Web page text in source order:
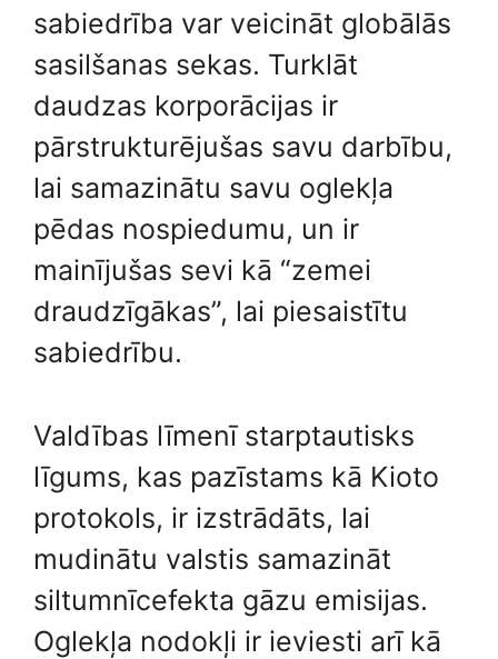
sabiedrība var veicināt globālās
sasilšanas sekas. Turklāt
daudzas korporācijas ir
pārstrukturējušas savu darbību,
lai samazinātu savu oglekļa
pēdas nospiedumu, un ir
mainījušas sevi kā “zemei ​​
draudzīgākas”, lai piesaistītu
sabiedrību.
Valdības līmenī starptautisks
līgums, kas pazīstams kā Kioto
protokols, ir izstrādāts, lai
mudinātu valstis samazināt
siltumnīcefekta gāzu emisijas.
Oglekļa nodokļi ir ieviesti arī kā